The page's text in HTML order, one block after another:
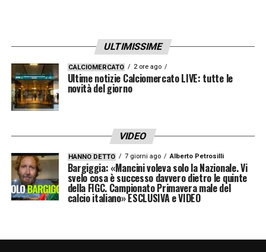
ULTIMISSIME
CALCIOMERCATO 2 ore ago
Ultime notizie Calciomercato LIVE: tutte le
novità del giorno
VIDEO
HANNO DETTO 7 giorni ago Alberto Petrosilli
Bargiggia: «Mancini voleva solo la Nazionale. Vi
svelo cosa è successo davvero dietro le quinte
della FIGC. Campionato Primavera male del
calcio italiano» ESCLUSIVA e VIDEO